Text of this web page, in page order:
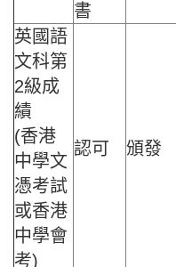
書
英國語
文科第
2級成
績
(香港
中學文
憑考試
或香港
中學會
考)
認可 頒發